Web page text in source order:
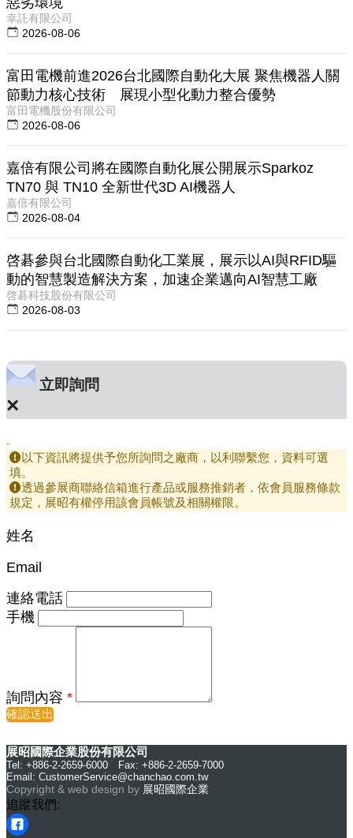
幸託有限公司
2026-08-06
富田電機前進2026台北國際自動化大展 聚焦機器人關
節動力核心技術 展現小型化動力整合優勢
富田電機股份有限公司
2026-08-06
嘉倍有限公司將在國際自動化展公開展示Sparkoz
TN70 與 TN10 全新世代3D AI機器人
嘉倍有限公司
2026-08-04
啓碁參與台北國際自動化工業展，展示以AI與RFID驅
動的智慧製造解決方案，加速企業邁向AI智慧工廠
啓碁科技股份有限公司
2026-08-03
立即詢問
×
-
以下資訊將提供予您所詢問之廠商，以利聯繫您，資料可選
填。
透過參展商聯絡信箱進行產品或服務推銷者，依會員服務條款
規定，展昭有權停用該會員帳號及相關權限。
姓名
Email
連絡電話
手機
詢問內容 *
確認送出
展昭國際企業股份有限公司
Tel: +886-2-2659-6000 Fax: +886-2-2659-7000
Email: CustomerService@chanchao.com.tw
Copyright & web design by 展昭國際企業
追蹤我們: